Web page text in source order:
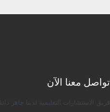
تواصل معنا الآن
فريق الاستشارات التعليمية لدينا جاهز